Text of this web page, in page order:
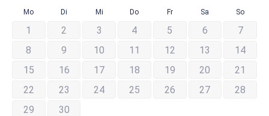
Mo Di Mi Do Fr Sa So
1 2 3 4 5 6
7
8
9 10 11 12 13
14
15
16 17 18 19 20
21
22
23 24 25 26 27
28
29
30